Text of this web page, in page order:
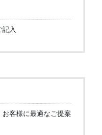
入
客様に最適なご提案